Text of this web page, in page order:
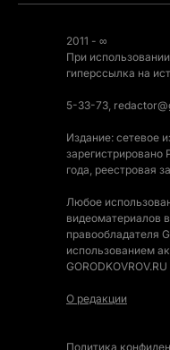
2011 - ∞
При
гиперссылка на
5-33-73,
Издание: сетевое
года, реестровая
Любое
видеоматериалов
правообладателя
использованием
GORODKOVROV.RU
О редакции
Политика